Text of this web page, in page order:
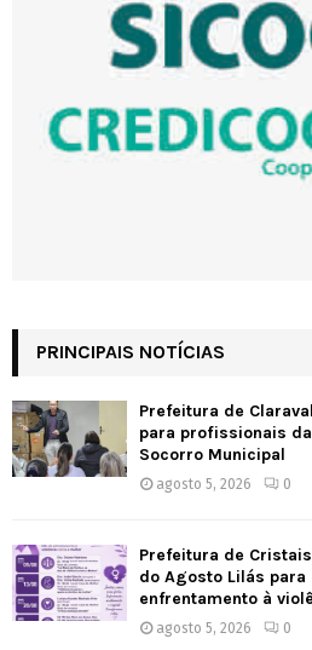
PRINCIPAIS NOTÍCIAS
Prefeitura de
para profissionais
Socorro Municipal
agosto 5, 2026 0
Prefeitura de
do Agosto Lilás
enfrentamento à
agosto 5, 2026 0